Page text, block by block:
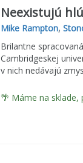
Neexistujú
Mike Rampton,
Brilantne
Cambridgeskej
v nich nedávajú
🌴 Máme na sklade,